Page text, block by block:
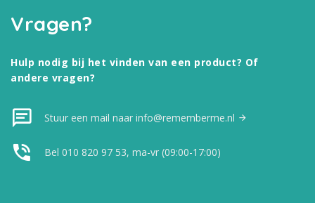
Vragen?
Hulp nodig bij het vinden van een product? Of
andere vragen?
Stuur een mail naar info@rememberme.nl
Bel 010 820 97 53, ma-vr (09:00-17:00)